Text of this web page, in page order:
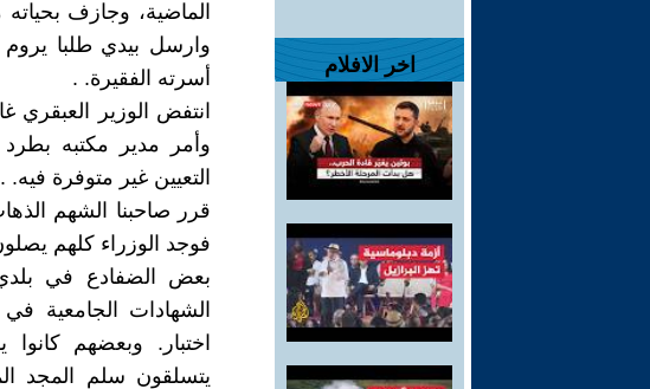
اخر الافلام
الماضية، وجازف
وارسل بيدي طلبا
أسرته الفقيرة. .
انتفض الوزير
وأمر مدير مكتبه
التعيين غير متوفرة فيه. .
قرر صاحبنا الشهم
فوجد الوزراء كلهم
بعض الضفادع في بلدي
الشهادات الجامعية
اختبار. وبعضهم
يتسلقون سلم المجد